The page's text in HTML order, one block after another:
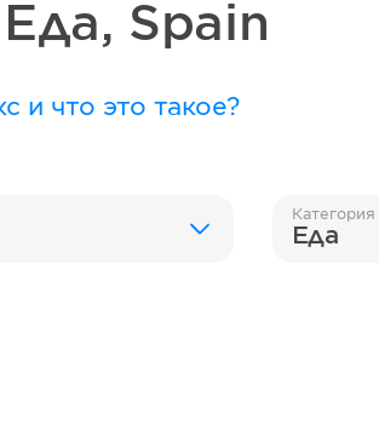
Еда, Spain
и что это такое?
Категория
Еда